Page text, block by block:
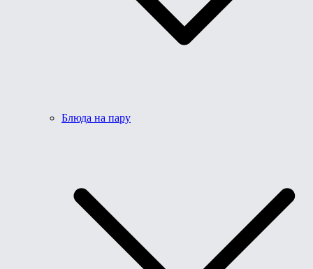
Блюда на пару